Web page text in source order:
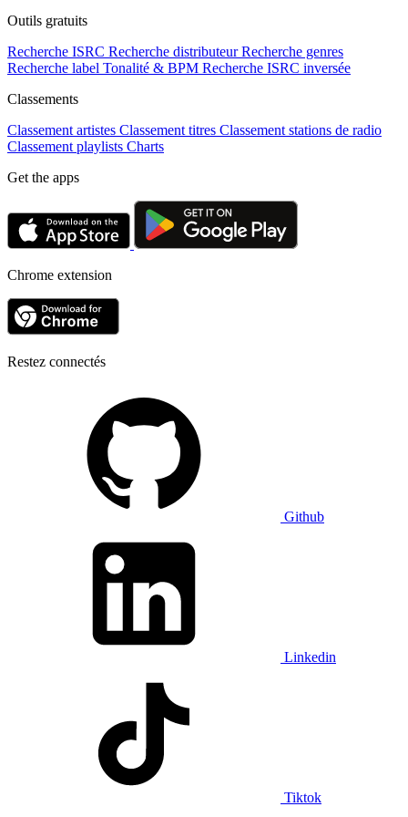
Outils gratuits
Recherche ISRC Recherche distributeur Recherche genres
Recherche label Tonalité & BPM Recherche ISRC inversée
Classements
Classement artistes Classement titres Classement stations de radio
Classement playlists Charts
Get the apps
Chrome extension
Restez connectés
Github
Linkedin
Tiktok